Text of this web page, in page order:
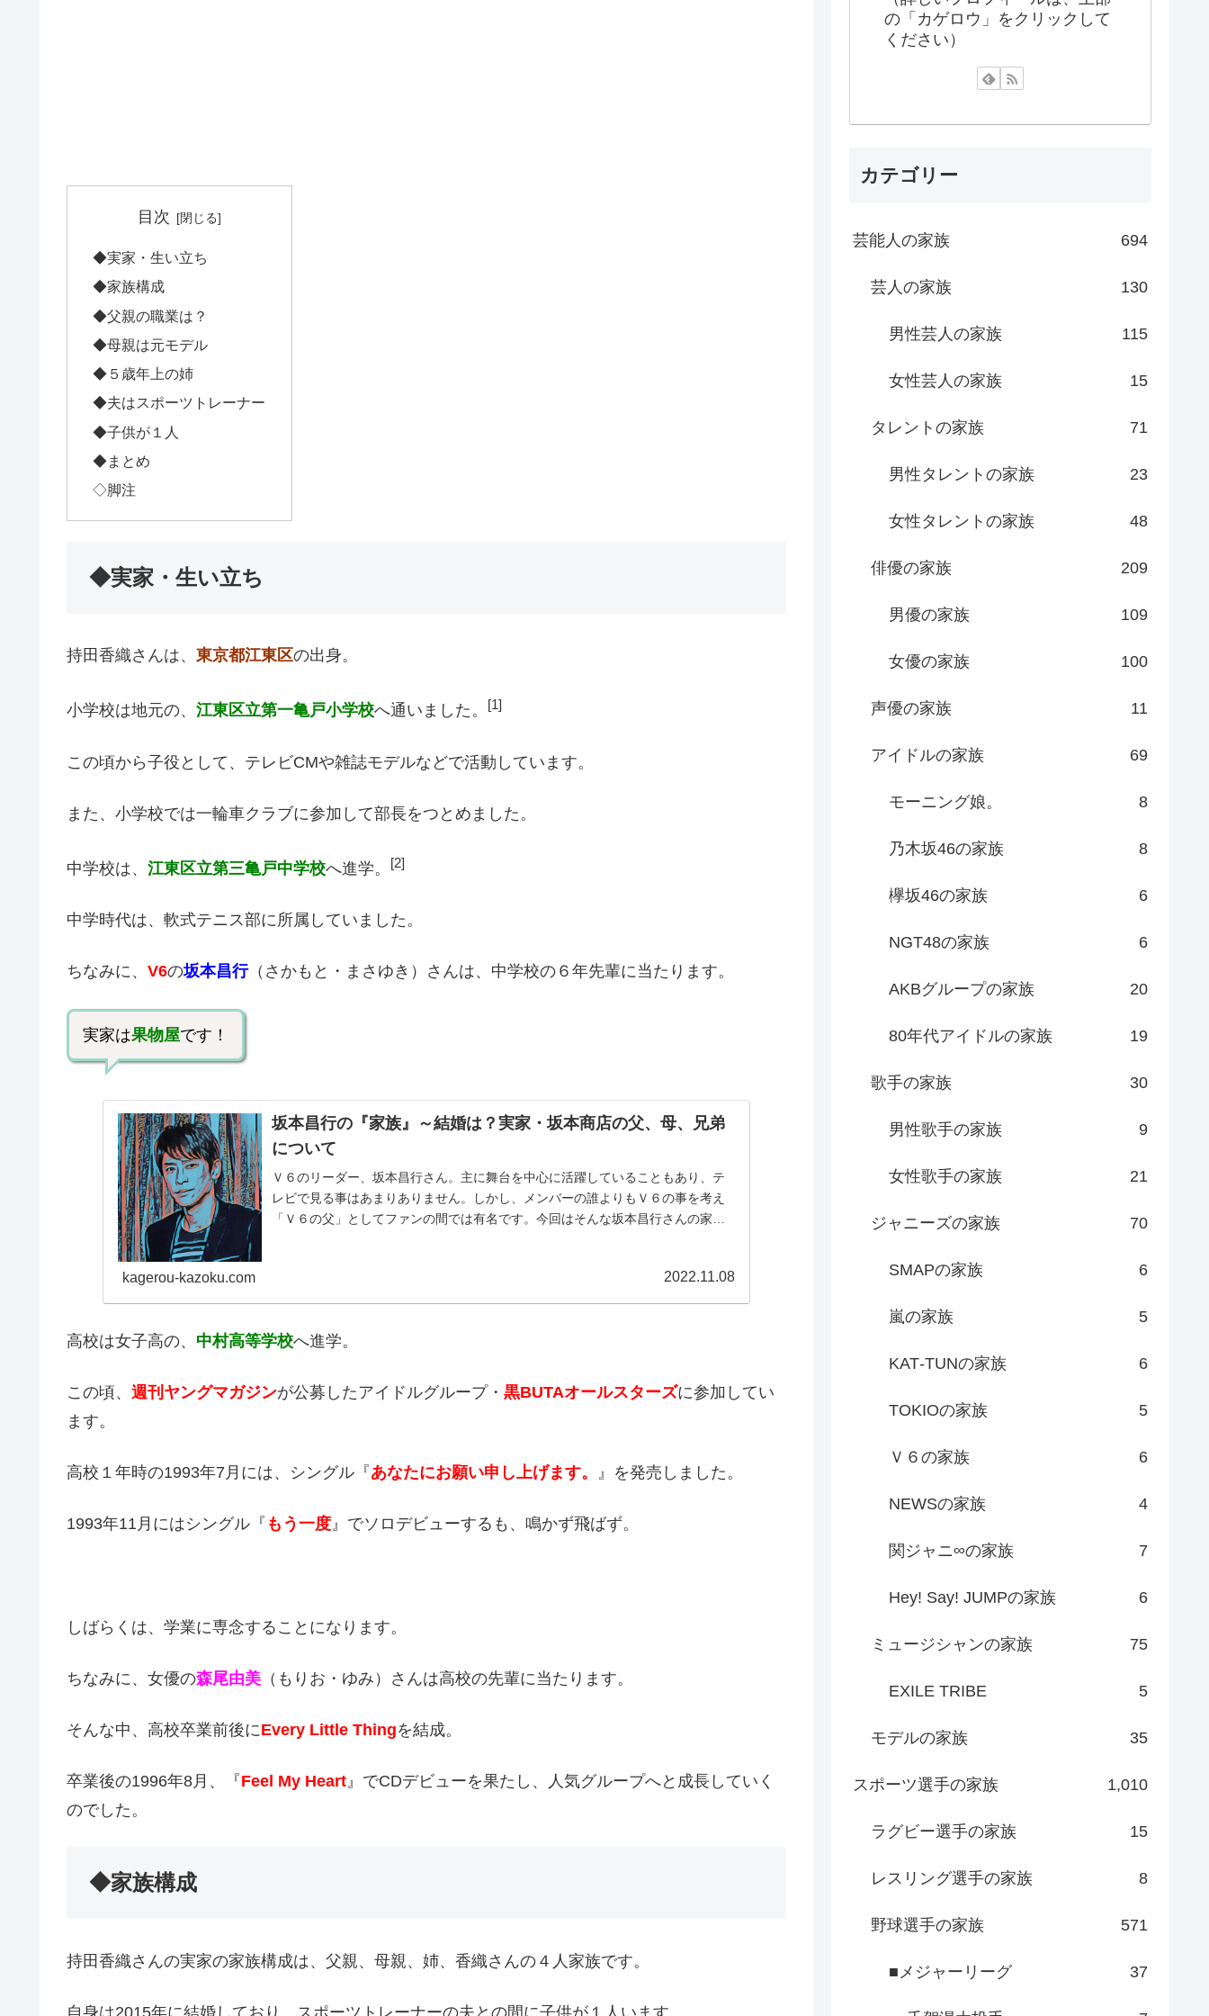
目次
◆実家・生い立ち
◆家族構成
◆父親の職業は？
◆母親は元モデル
◆５歳年上の姉
◆夫はスポーツトレーナー
◆子供が１人
◆まとめ
◇脚注
◆実家・生い立ち
持田香織さんは、 東京都江東区の出身。
小学校は地元の、 江東区立第一亀戸小学校へ通いました。 [1]
この頃から子役として、テレビCMや雑誌モデルなどで活動しています。
また、小学校では一輪車クラブに参加して部長をつとめました。
中学校は、 江東区立第三亀戸中学校へ進学。 [2]
中学時代は、軟式テニス部に所属していました。
ちなみに、 V6の坂本昌行（さかもと・まさゆき）さんは、中学校の６年先輩に当たります。
実家は果物屋です！
坂本昌行の『家族』～結婚は？実家・坂本商店の父、母、兄弟
について
Ｖ６のリーダー、坂本昌行さん。主に舞台を中心に活躍していることもあり、テ
レビで見る事はあまりありません。しかし、メンバーの誰よりもＶ６の事を考え
「Ｖ６の父」としてファンの間では有名です。今回はそんな坂本昌行さんの家族
kagerou-kazoku.com 2022.11.08
高校は女子高の、 中村高等学校へ進学。
この頃、 週刊ヤングマガジンが公募したアイドルグループ・ 黒BUTAオールスターズに参加してい
ます。
高校１年時の1993年7月には、シングル『あなたにお願い申し上げます。 』を発売しました。
1993年11月にはシングル『 もう一度』でソロデビューするも、鳴かず飛ばず。
しばらくは、学業に専念することになります。
ちなみに、女優の森尾由美 （もりお・ゆみ）さんは高校の先輩に当たります。
そんな中、高校卒業前後にEvery Little Thingを結成。
卒業後の1996年8月、『Feel My Heart』でCDデビューを果たし、人気グループへと成長していく
のでした。
◆家族構成
持田香織さんの実家の家族構成は、父親、母親、姉、香織さんの４人家族です。
自身は2015年に結婚しており、スポーツトレーナーの夫との間に子供が１人います。
の「カゲロウ」をクリックして
ください）
カテゴリー
芸能人の家族 694
芸人の家族 130
男性芸人の家族 115
女性芸人の家族 15
タレントの家族 71
男性タレントの家族 23
女性タレントの家族 48
俳優の家族 209
男優の家族 109
女優の家族 100
声優の家族 11
アイドルの家族 69
モーニング娘。 8
乃木坂46の家族 8
欅坂46の家族 6
NGT48の家族 6
AKBグループの家族 20
80年代アイドルの家族 19
歌手の家族 30
男性歌手の家族 9
女性歌手の家族 21
ジャニーズの家族 70
SMAPの家族 6
嵐の家族 5
KAT‐TUNの家族 6
TOKIOの家族 5
Ｖ６の家族 6
NEWSの家族 4
関ジャニ∞の家族 7
Hey! Say! JUMPの家族 6
ミュージシャンの家族 75
EXILE TRIBE 5
モデルの家族 35
スポーツ選手の家族 1,010
ラグビー選手の家族 15
レスリング選手の家族 8
野球選手の家族 571
■メジャーリーグ 37